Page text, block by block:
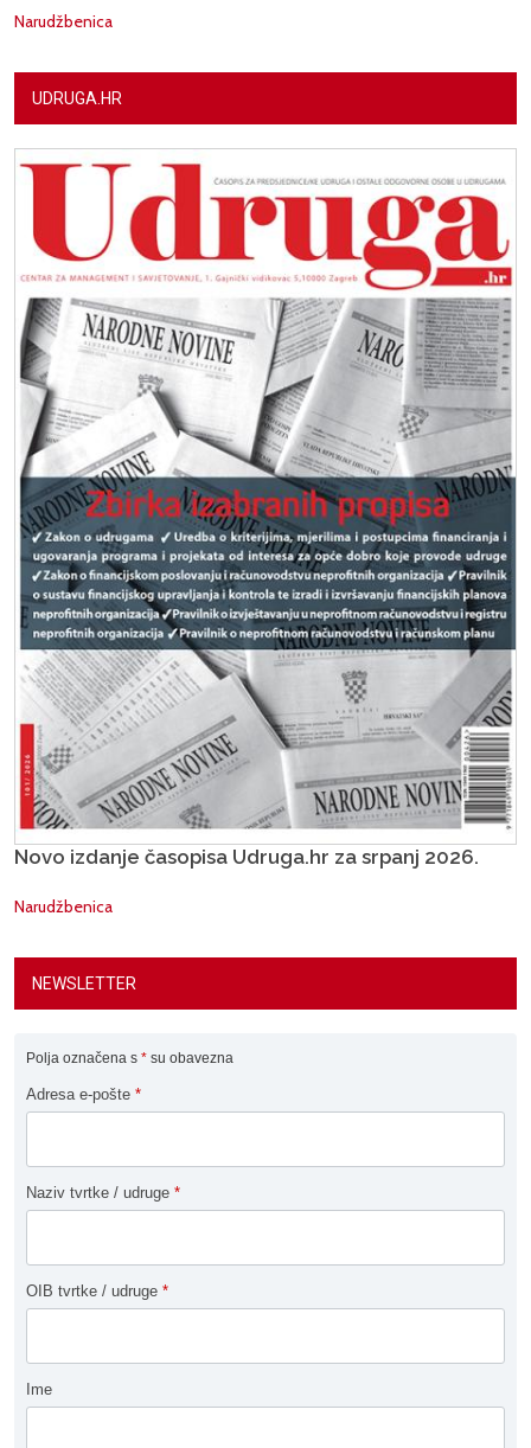
Narudžbenica
UDRUGA.HR
Novo izdanje časopisa Udruga.hr za srpanj 2026.
Narudžbenica
NEWSLETTER
Polja označena s * su obavezna
Adresa e-pošte *
Naziv tvrtke / udruge *
OIB tvrtke / udruge *
Ime